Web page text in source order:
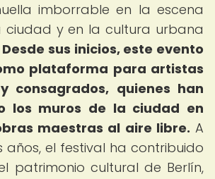
imborrable en la escena
y en la cultura urbana
Desde sus inicios, este evento
plataforma para artistas
consagrados, quienes han
los muros de la ciudad en
maestras al aire libre. A
años, el festival ha contribuido
patrimonio cultural de Berlín,